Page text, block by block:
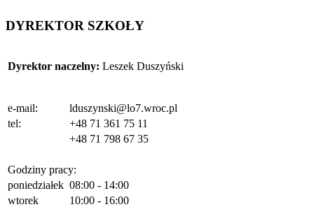
DYREKTOR SZKOŁY
Dyrektor naczelny: Leszek Duszyński
e-mail:
lduszynski@lo7.wroc.pl
tel:
+48 71 361 75 11
+48 71 798 67 35
Godziny pracy:
poniedziałek 08:00 - 14:00
wtorek
10:00 - 16:00